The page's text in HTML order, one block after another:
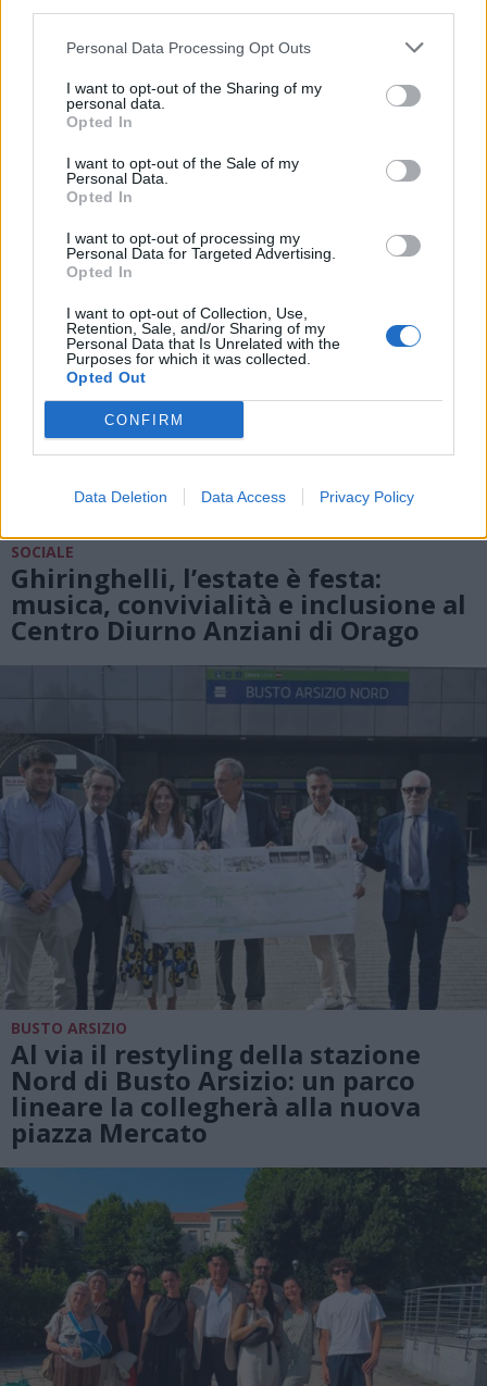
Personal Data Processing Opt Outs
I want to opt-out of the Sharing of my
personal data.
Opted In
I want to opt-out of the Sale of my
Personal Data.
Opted In
I want to opt-out of processing my
Personal Data for Targeted Advertising.
Opted In
I want to opt-out of Collection, Use,
Retention, Sale, and/or Sharing of my
Personal Data that Is Unrelated with the
Purposes for which it was collected.
Opted Out
CONFIRM
Data Deletion Data Access Privacy Policy
Cinque idee per la Notte di San
Lorenzo, tra stelle cadenti e
desideri da esprimere
SOCIALE
Ghiringhelli, l’estate è festa:
musica, convivialità e inclusione al
Centro Diurno Anziani di Orago
BUSTO ARSIZIO
Al via il restyling della stazione
Nord di Busto Arsizio: un parco
lineare la collegherà alla nuova
piazza Mercato